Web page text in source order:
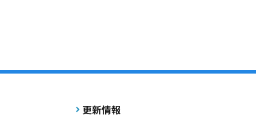
更新情報